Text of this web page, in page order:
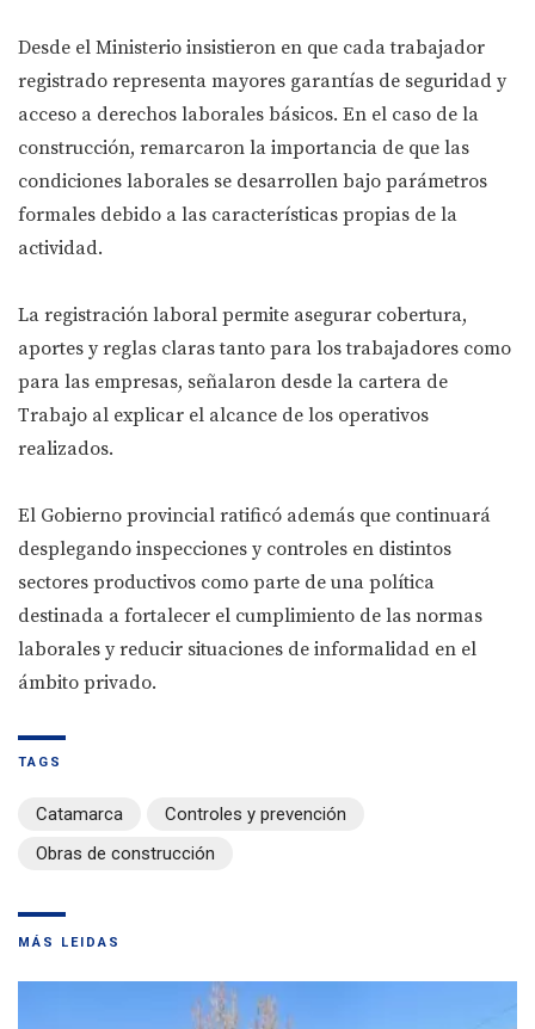
Desde el Ministerio insistieron en que cada trabajador
registrado representa mayores garantías de seguridad y
acceso a derechos laborales básicos. En el caso de la
construcción, remarcaron la importancia de que las
condiciones laborales se desarrollen bajo parámetros
formales debido a las características propias de la
actividad.
La registración laboral permite asegurar cobertura,
aportes y reglas claras tanto para los trabajadores como
para las empresas, señalaron desde la cartera de
Trabajo al explicar el alcance de los operativos
realizados.
El Gobierno provincial ratificó además que continuará
desplegando inspecciones y controles en distintos
sectores productivos como parte de una política
destinada a fortalecer el cumplimiento de las normas
laborales y reducir situaciones de informalidad en el
ámbito privado.
TAGS
Catamarca
Controles y prevención
Obras de construcción
MÁS LEIDAS